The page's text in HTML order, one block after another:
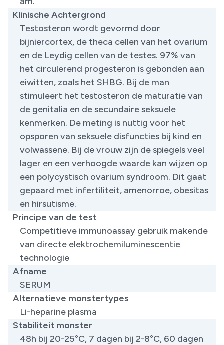
Klinische Achtergrond
Testosteron wordt gevormd door
bijniercortex, de theca cellen van het ovarium
en de Leydig cellen van de testes. 97% van
het circulerend progesteron is gebonden aan
eiwitten, zoals het SHBG. Bij de man
stimuleert het testosteron de maturatie van
de genitalia en de secundaire seksuele
kenmerken. De meting is nuttig voor het
opsporen van seksuele disfuncties bij kind en
volwassene. Bij de vrouw zijn de spiegels veel
lager en een verhoogde waarde kan wijzen op
een polycystisch ovarium syndroom. Dit gaat
gepaard met infertiliteit, amenorroe, obesitas
en hirsutisme.
Principe van de test
Competitieve immunoassay gebruik makende
van directe elektrochemiluminescentie
technologie
Afname
SERUM
Alternatieve monstertypes
Li-heparine plasma
Stabiliteit monster
48h bij 20-25°C, 7 dagen bij 2-8°C, 60 dagen